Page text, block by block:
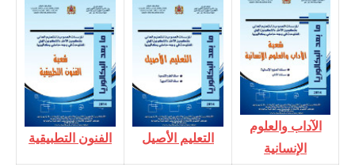
الآداب والعلوم
الإنسانية
التعليم الأصيل الفنون التطبيقية